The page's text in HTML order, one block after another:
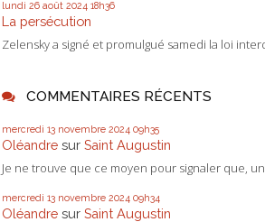
lundi 26 août 2024 18h36
La persécution
Zelensky a signé et promulgué samedi la loi
COMMENTAIRES RÉCENTS
mercredi 13 novembre 2024 09h35
Oléandre sur Saint Augustin
Je ne trouve que ce moyen pour signaler que,
mercredi 13 novembre 2024 09h34
Oléandre sur Saint Augustin